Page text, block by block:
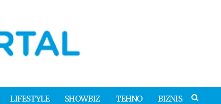
LIFESTYLE SHOWBIZ TEHNO BIZNIS